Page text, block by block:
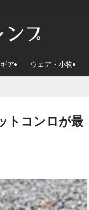
ア ウェア・小物
トコンロが最